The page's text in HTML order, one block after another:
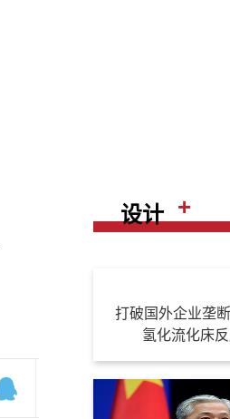
设计 +
打破国外企业垄
氢化流化床